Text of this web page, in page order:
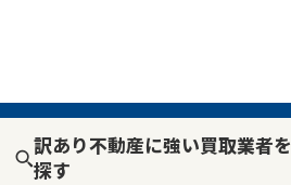
訳あり不動産に強い買取業者を
探す